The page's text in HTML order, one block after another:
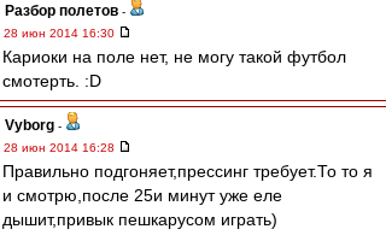
Разбор полетов -
28 июн 2014 16:30
Кариоки на поле нет, не могу такой футбол
смотерть. :D
Vyborg -
28 июн 2014 16:28
Правильно подгоняет,прессинг требует.То то я
и смотрю,после 25и минут уже еле
дышит,привык пешкарусом играть)